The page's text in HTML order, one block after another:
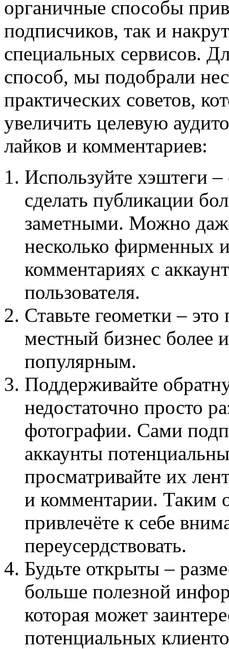
органичные способы
подписчиков, так и
специальных сервисов.
способ, мы подобрали
практических советов,
увеличить целевую
лайков и комментариев:
Используйте хэштеги
сделать публикации
заметными. Можно
несколько фирменных
комментариях с
пользователя.
Ставьте геометки – это
местный бизнес более
популярным.
Поддерживайте
недостаточно просто
фотографии. Сами
аккаунты
просматривайте их
и комментарии. Таким
привлечёте к себе
переусердствовать.
Будьте открыты –
больше полезной
которая может
потенциальных